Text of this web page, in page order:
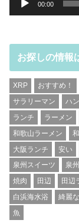
00:00
お探しの情報
XRP おすすめ！
サラリーマン
ハ
ランチ
ラーメン
和歌山ラーメン
大阪ランチ
安い
泉州スイーツ
泉
焼肉
田辺 田辺
白浜海水浴
綺麗
魚